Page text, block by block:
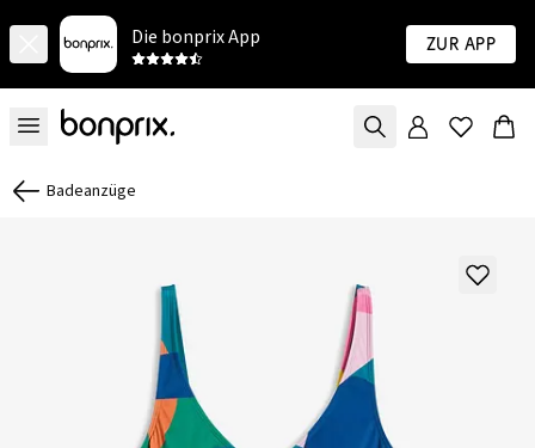
Die bonprix App Zur App
Badeanzüge